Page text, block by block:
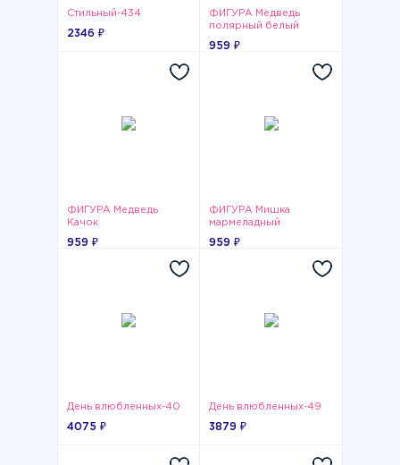
Стильный-434
2346 ₽
ФИГУРА Медведь
полярный белый
959 ₽
ФИГУРА Медведь
Качок
959 ₽
ФИГУРА Мишка
мармеладный
959 ₽
День влюбленных-40
4075 ₽
День влюбленных-49
3879 ₽